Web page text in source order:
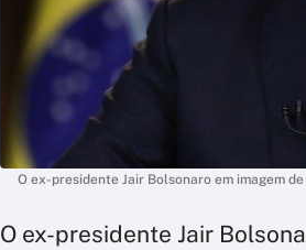
O ex-presidente Jair Bolsonaro em imagem
O ex-presidente Jair